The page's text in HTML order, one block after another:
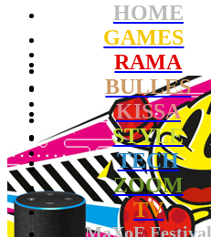
HOME
GAMES
RAMA
BULLES
KISSA
STYLE
TECH
ZOOM
TV
MaXoE Festival